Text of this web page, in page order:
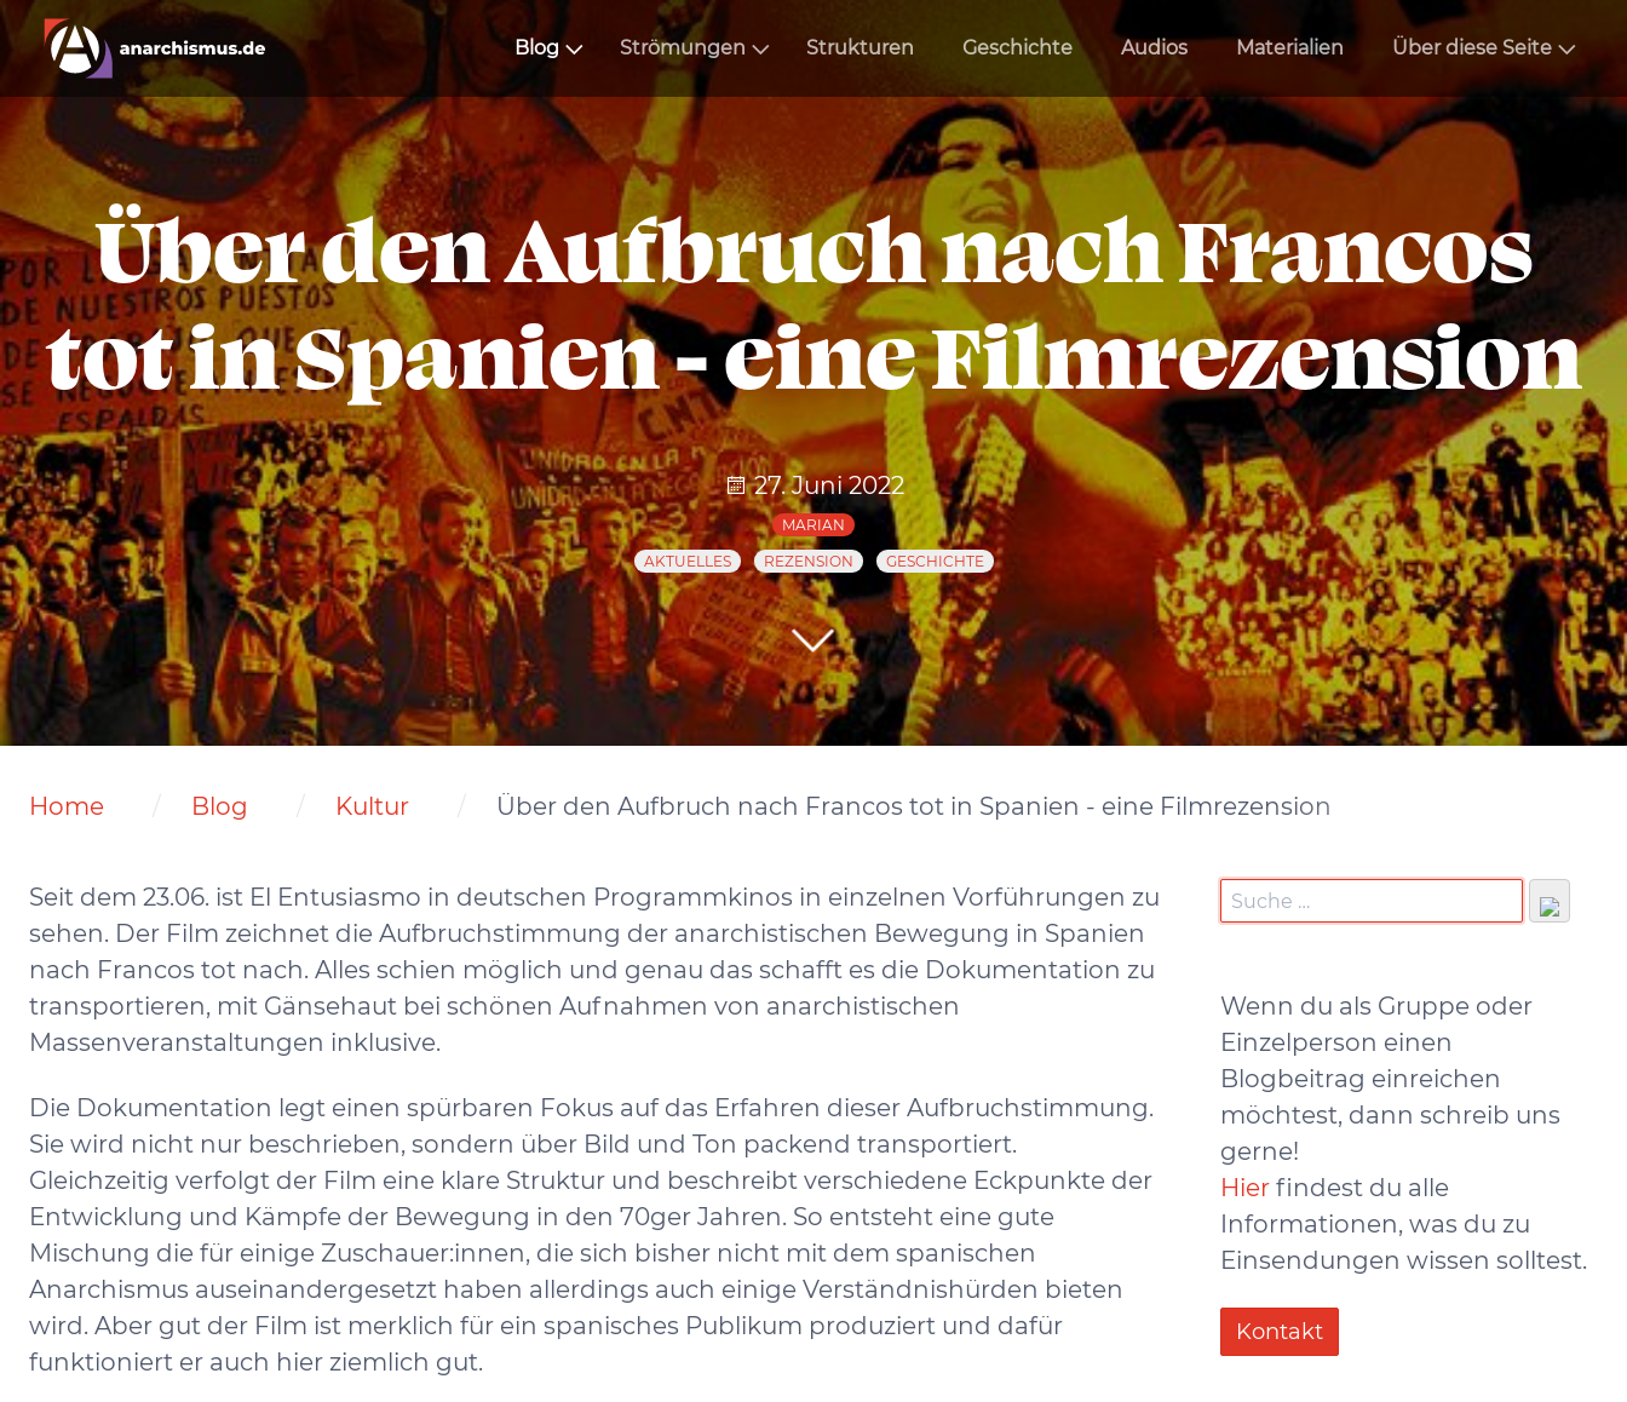
Blog Strömungen Strukturen Geschichte Audios Materialien Über diese Seite
Über den Aufbruch nach Francos
tot in Spanien - eine Filmrezension
27. Juni 2022
MARIAN
AKTUELLES
REZENSION GESCHICHTE
Home Blog Kultur Über den Aufbruch nach Francos tot in Spanien - eine Filmrezension
Seit dem 23.06. ist El Entusiasmo in deutschen Programmkinos in einzelnen Vorführungen zu
sehen. Der Film zeichnet die Aufbruchstimmung der anarchistischen Bewegung in Spanien
nach Francos tot nach. Alles schien möglich und genau das schafft es die Dokumentation zu
transportieren, mit Gänsehaut bei schönen Aufnahmen von anarchistischen
Massenveranstaltungen inklusive.
Die Dokumentation legt einen spürbaren Fokus auf das Erfahren dieser Aufbruchstimmung.
Sie wird nicht nur beschrieben, sondern über Bild und Ton packend transportiert.
Gleichzeitig verfolgt der Film eine klare Struktur und beschreibt verschiedene Eckpunkte der
Entwicklung und Kämpfe der Bewegung in den 70ger Jahren. So entsteht eine gute
Mischung die für einige Zuschauer:innen, die sich bisher nicht mit dem spanischen
Anarchismus auseinandergesetzt haben allerdings auch einige Verständnishürden bieten
wird. Aber gut der Film ist merklich für ein spanisches Publikum produziert und dafür
funktioniert er auch hier ziemlich gut.
Wenn du als Gruppe oder
Einzelperson einen
Blogbeitrag einreichen
möchtest, dann schreib uns
gerne!
Hier findest du alle
Informationen, was du zu
Einsendungen wissen solltest.
Kontakt